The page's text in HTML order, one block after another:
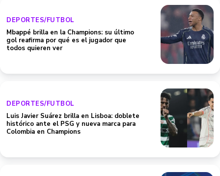
DEPORTES/FUTBOL
Mbappé brilla en la Champions: su último
gol reafirma por qué es el jugador que
todos quieren ver
DEPORTES/FUTBOL
Luis Javier Suárez brilla en Lisboa: doblete
histórico ante el PSG y nueva marca para
Colombia en Champions